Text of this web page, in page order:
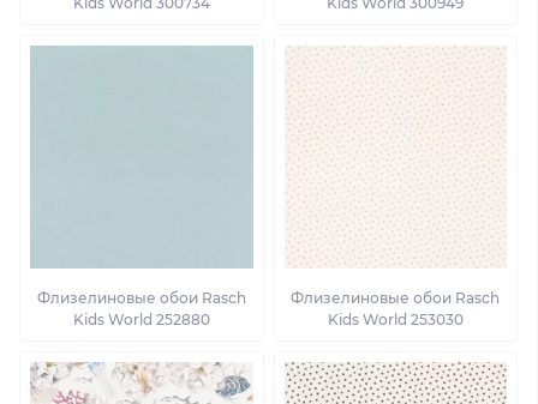
Флизелиновые обои Rasch
Kids World 252880
Флизелиновые обои Rasch
Kids World 253030